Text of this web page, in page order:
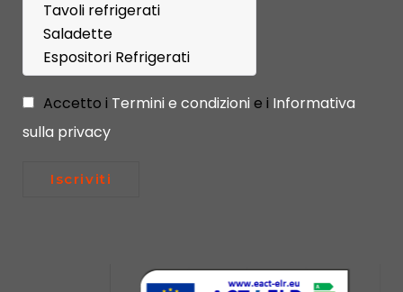
Accetto i Termini e condizionie i Informativa
sulla privacy
Iscriviti